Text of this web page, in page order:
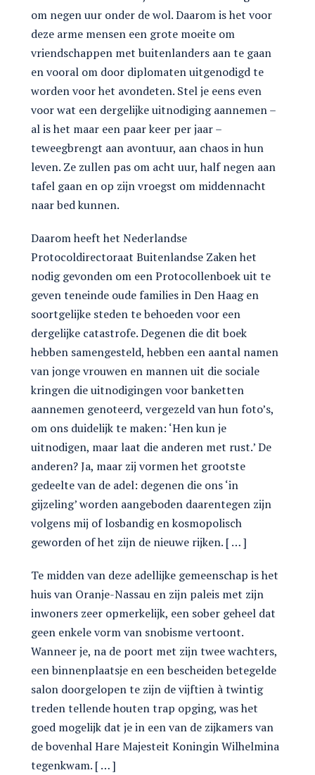
om negen uur onder de wol. Daarom is het voor
deze arme mensen een grote moeite om
vriendschappen met buitenlanders aan te gaan
en vooral om door diplomaten uitgenodigd te
worden voor het avondeten. Stel je eens even
voor wat een dergelijke uitnodiging aannemen –
al is het maar een paar keer per jaar –
teweegbrengt aan avontuur, aan chaos in hun
leven. Ze zullen pas om acht uur, half negen aan
tafel gaan en op zijn vroegst om middennacht
naar bed kunnen.
Daarom heeft het Nederlandse
Protocoldirectoraat Buitenlandse Zaken het
nodig gevonden om een Protocollenboek uit te
geven teneinde oude families in Den Haag en
soortgelijke steden te behoeden voor een
dergelijke catastrofe. Degenen die dit boek
hebben samengesteld, hebben een aantal namen
van jonge vrouwen en mannen uit die sociale
kringen die uitnodigingen voor banketten
aannemen genoteerd, vergezeld van hun foto’s,
om ons duidelijk te maken: ‘Hen kun je
uitnodigen, maar laat die anderen met rust.’ De
anderen? Ja, maar zij vormen het grootste
gedeelte van de adel: degenen die ons ‘in
gijzeling’ worden aangeboden daarentegen zijn
volgens mij of losbandig en kosmopolisch
geworden of het zijn de nieuwe rijken. [ … ]
Te midden van deze adellijke gemeenschap is het
huis van Oranje-Nassau en zijn paleis met zijn
inwoners zeer opmerkelijk, een sober geheel dat
geen enkele vorm van snobisme vertoont.
Wanneer je, na de poort met zijn twee wachters,
een binnenplaatsje en een bescheiden betegelde
salon doorgelopen te zijn de vijftien à twintig
treden tellende houten trap opging, was het
goed mogelijk dat je in een van de zijkamers van
de bovenhal Hare Majesteit Koningin Wilhelmina
tegenkwam. [ … ]